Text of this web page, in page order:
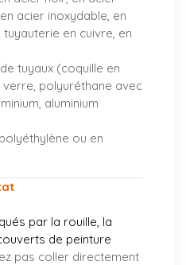
acier inoxydable, en
en cuivre, en
tuyaux (coquille en
verre, polyuréthane avec
aluminium
ou en
par la rouille, la
de peinture
pas coller directement